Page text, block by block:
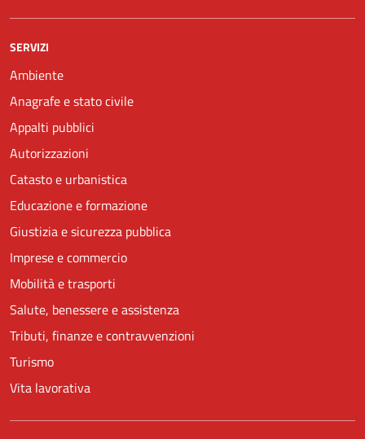
SERVIZI
Ambiente
Anagrafe e stato civile
Appalti pubblici
Autorizzazioni
Catasto e urbanistica
Educazione e formazione
Giustizia e sicurezza pubblica
Imprese e commercio
Mobilità e trasporti
Salute, benessere e assistenza
Tributi, finanze e contravvenzioni
Turismo
Vita lavorativa